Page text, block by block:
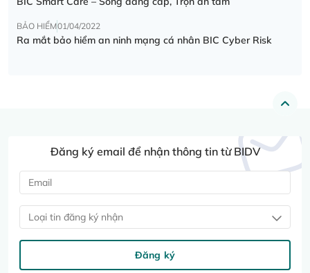
BẢO HIỂM01/04/2022
Ra mắt bảo hiểm an ninh mạng cá nhân BIC Cyber Risk
Đăng ký email để nhận thông tin từ BIDV
Loại tin đăng ký nhận
Đăng ký